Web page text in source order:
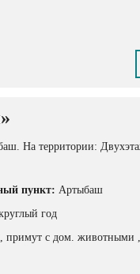
На территории:
пункт: Артыбаш
год
, примут с дом. животными